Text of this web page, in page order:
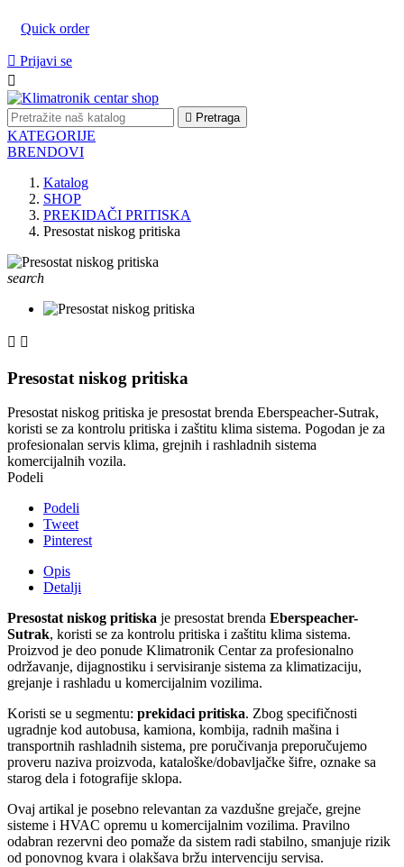
Quick order
 Prijavi se

 Pretraga
KATEGORIJE
BRENDOVI
Katalog
SHOP
PREKIDAČI PRITISKA
Presostat niskog pritiska
search
 
Presostat niskog pritiska
Presostat niskog pritiska je presostat brenda Eberspeacher-Sutrak,
koristi se za kontrolu pritiska i zaštitu klima sistema. Pogodan je za
profesionalan servis klima, grejnih i rashladnih sistema
komercijalnih vozila.
Podeli
Podeli
Tweet
Pinterest
Opis
Detalji
Presostat niskog pritiska je presostat brenda Eberspeacher-
Sutrak, koristi se za kontrolu pritiska i zaštitu klima sistema.
Proizvod je deo ponude Klimatronik Centar za profesionalno
održavanje, dijagnostiku i servisiranje sistema za klimatizaciju,
grejanje i rashladu u komercijalnim vozilima.
Koristi se u segmentu: prekidaci pritiska. Zbog specifičnosti
ugradnje kod autobusa, kamiona, kombija, radnih mašina i
transportnih rashladnih sistema, pre poručivanja preporučujemo
proveru naziva proizvoda, kataloške/dobavljačke šifre, oznake sa
starog dela i fotografije sklopa.
Ovaj artikal je posebno relevantan za vazdušne grejače, grejne
sisteme i HVAC opremu u komercijalnim vozilima. Pravilno
odabran rezervni deo pomaže da sistem radi stabilno, smanjuje rizik
od ponovnog kvara i olakšava bržu intervenciju servisa.